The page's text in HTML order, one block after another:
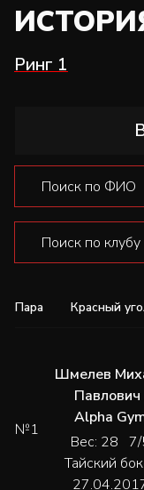
Ринг 1
Пара Красный
№1
Шмелев
Павлович
Alpha
Вес: 28 7/
Тайский